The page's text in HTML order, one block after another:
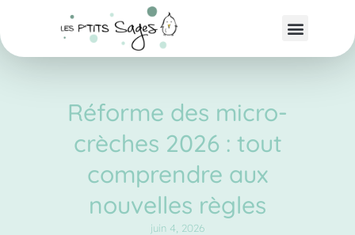
Réforme des micro-
crèches 2026 : tout
comprendre aux
nouvelles règles
juin 4, 2026